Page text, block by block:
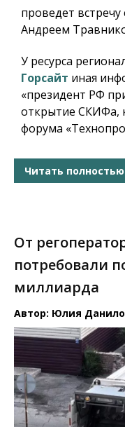
проведет встречу
Андреем
У ресурса
Горсайт иная
«президент РФ
открытие СКИФа,
форума
Читать полностью
От
потребовали
миллиарда
Автор: Юлия